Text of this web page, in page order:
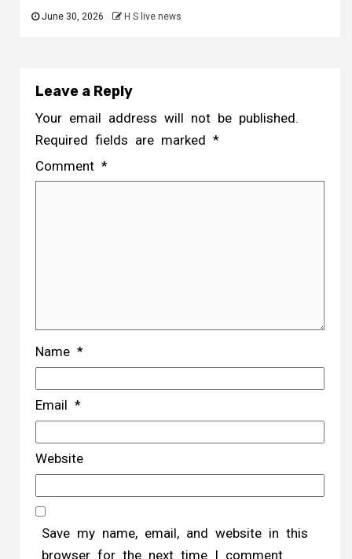
June 30, 2026 H S live news
Leave a Reply
Your email address will not be published.
Required fields are marked *
Comment *
Name *
Email *
Website
Save my name, email, and website in this
browser for the next time I comment.